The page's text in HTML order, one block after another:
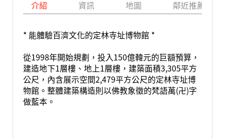
介紹 資訊 地圖 鄰近推薦景點
* 能體驗百濟文化的定林寺址博物館 *
從1998年開始規劃，投入150億韓元的巨額預算，
建造地下1層樓、地上1層樓，建築面積3,305平方
公尺，內含展示空間2,479平方公尺的定林寺址博
物館。整體建築構造則以佛教象徵的梵語萬(卍)字
做藍本。